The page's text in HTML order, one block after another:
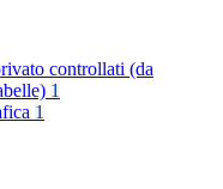
controllati (da
1
1